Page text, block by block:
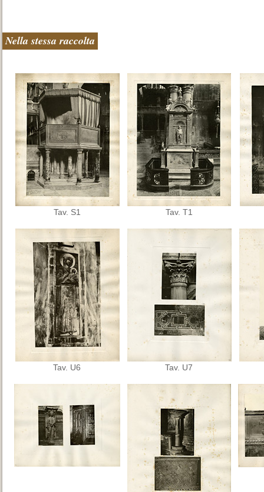
Nella stessa raccolta
Tav. S1 Tav. T1
Tav. U6 Tav. U7